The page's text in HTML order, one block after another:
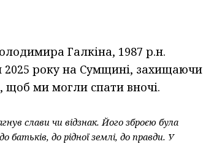
Галкіна, 1987 р.н.
2025 року на Сумщині, захищаючи
щоб ми могли спати вночі.
слави чи відзнак. Його зброєю була
батьків, до рідної землі, до правди. У